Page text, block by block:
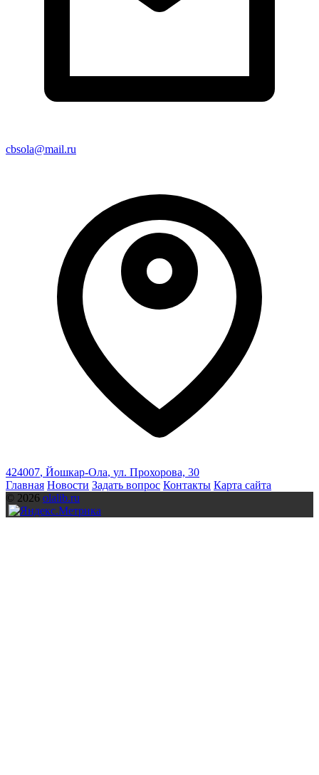
cbsola@mail.ru
424007, Йошкар-Ола, ул. Прохорова, 30
Главная Новости Задать вопрос Контакты Карта сайта
© 2026 olalib.ru